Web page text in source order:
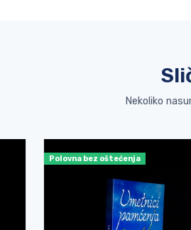
Nekoliko
Polovna bez oštećenja